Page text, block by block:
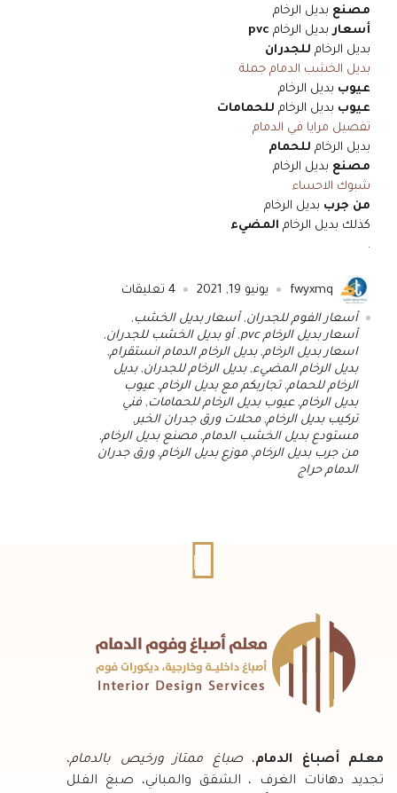
مصنع بديل الرخام
أسعاربديل الرخام pvc
بديل الرخام للجدران
بديل الخشب الدمام جملة
عيوب بديل الرخام
عيوب بديل الرخام للحمامات
تفصيل مرايا في الدمام
بديل الرخام للحمام
مصنع بديل الرخام
شبوك الاحساء
من جرب بديل الرخام
كذلك بديل الرخام المضيء
.
fwyxmq يونيو 19, 2021 4 تعليقات
أسعار الفوم للجدران,أسعار بديل الخشب ,
أسعار بديل الرخام pvc
,أو بديل الخشب للجدران,
اسعار بديل الرخام,بديل الرخام الدمام انستقرام,
بديل الرخام المضيء,بديل الرخام للجدران,بديل
الرخام للحمام,تجاربكم مع بديل الرخام, عيوب
بديل الرخام, عيوب بديل الرخام للحمامات , فني
تركيب بديل الرخام,محلات ورق جدران الخبر,
مستودع بديل الخشب الدمام,مصنع بديل الرخام,
من جرب بديل الرخام,موزع بديل الرخام,ورق جدران
الدمام حراج
معلم أصباغ الدمام، صباغ ممتاز ورخيص بالدمام،
تجديد دهانات الغرف ، الشقق والمباني، صبغ الفلل